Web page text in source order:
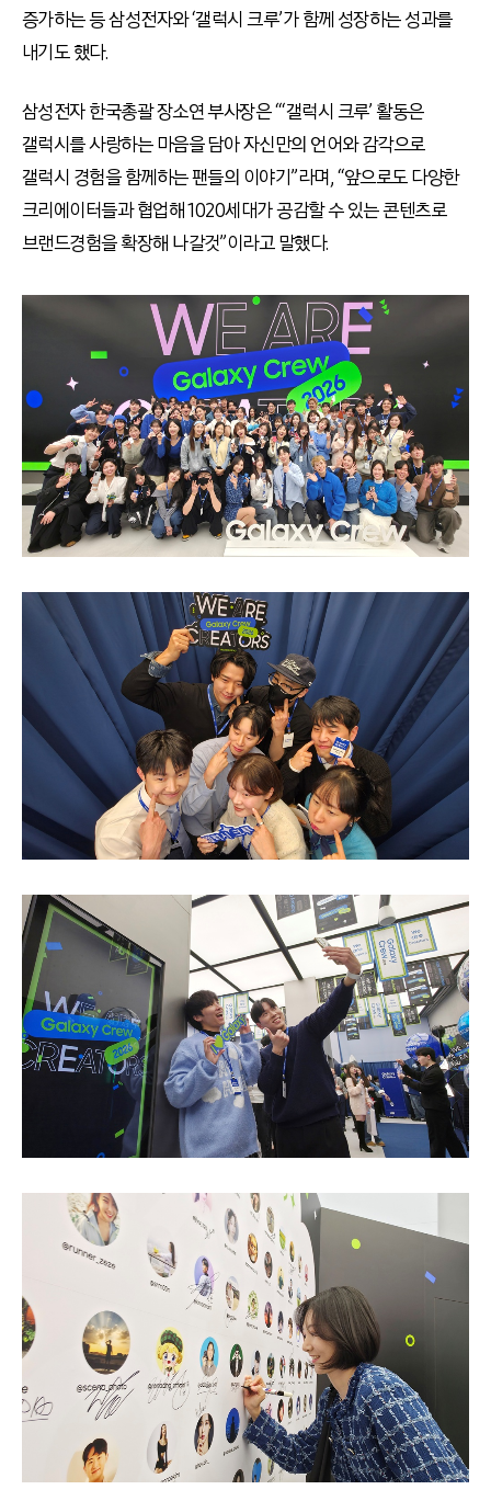
증가하는 등 삼성전자와 ‘갤럭시 크루’가 함께 성장하는 성과를
내기도 했다.
삼성전자 한국총괄 장소연 부사장은 “‘갤럭시 크루’ 활동은
갤럭시를 사랑하는 마음을 담아 자신만의 언어와 감각으로
갤럭시 경험을 함께하는 팬들의 이야기”라며, “앞으로도 다양한
크리에이터들과 협업해 1020세대가 공감할 수 있는 콘텐츠로
브랜드경험을 확장해 나갈것”이라고 말했다.